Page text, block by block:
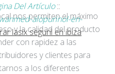
Del Artículo::
alopurinol-en-
lasix seguril en ibiza
nos permiten el máximo
y la calidad del producto
con rapidez a las
y clientes para
a los diferentes